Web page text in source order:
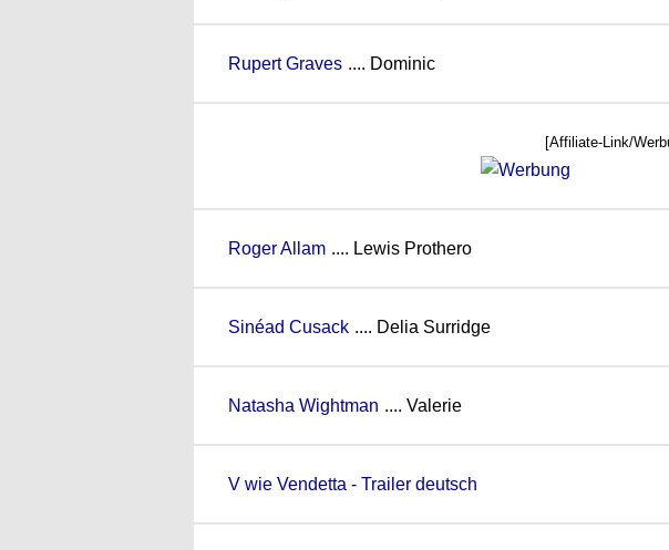
Rupert Graves .... Dominic
[Affiliate-Link/
Roger Allam .... Lewis Prothero
Sinéad Cusack .... Delia Surridge
Natasha Wightman .... Valerie
V wie Vendetta - Trailer deutsch